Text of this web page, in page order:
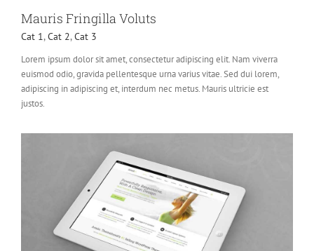
Mauris Fringilla Voluts
Cat 1,Cat 2,Cat 3
Lorem ipsum dolor sit amet, consectetur adipiscing elit. Nam viverra
euismod odio, gravida pellentesque urna varius vitae. Sed dui lorem,
adipiscing in adipiscing et, interdum nec metus. Mauris ultricie est
justos.